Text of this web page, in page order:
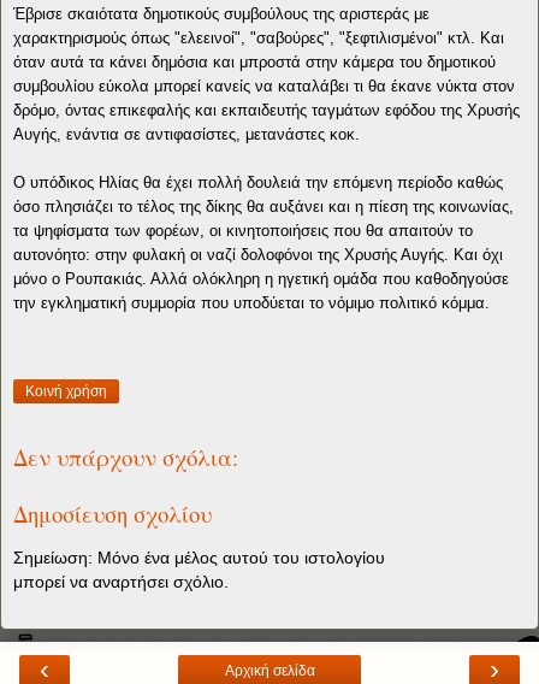
Έβρισε σκαιότατα δημοτικούς συμβούλους της αριστεράς με
χαρακτηρισμούς όπως "ελεεινοί", "σαβούρες", "ξεφτιλισμένοι" κτλ. Και
όταν αυτά τα κάνει δημόσια και μπροστά στην κάμερα του δημοτικού
συμβουλίου εύκολα μπορεί κανείς να καταλάβει τι θα έκανε νύκτα στον
δρόμο, όντας επικεφαλής και εκπαιδευτής ταγμάτων εφόδου της Χρυσής
Αυγής, ενάντια σε αντιφασίστες, μετανάστες κοκ.
Ο υπόδικος Ηλίας θα έχει πολλή δουλειά την επόμενη περίοδο καθώς
όσο πλησιάζει το τέλος της δίκης θα αυξάνει και η πίεση της κοινωνίας,
τα ψηφίσματα των φορέων, οι κινητοποιήσεις που θα απαιτούν το
αυτονόητο: στην φυλακή οι ναζί δολοφόνοι της Χρυσής Αυγής. Και όχι
μόνο ο Ρουπακιάς. Αλλά ολόκληρη η ηγετική ομάδα που καθοδηγούσε
την εγκληματική συμμορία που υποδύεται το νόμιμο πολιτικό κόμμα.
Κοινή χρήση
Δεν υπάρχουν σχόλια:
Δημοσίευση σχολίου
Σημείωση: Μόνο ένα μέλος αυτού του ιστολογίου
μπορεί να αναρτήσει σχόλιο.
‹ ›
Αρχική σελίδα